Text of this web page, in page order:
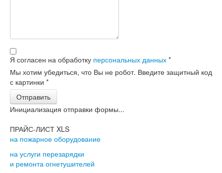
Я согласен на обработку персональных данных *
Мы хотим убедиться, что Вы не робот. Введите защитный код
с картинки *
Отправить
Инициализация отправки формы...
ПРАЙС-ЛИСТ XLS
на пожарное оборудование
на услуги перезарядки
и ремонта огнетушителей